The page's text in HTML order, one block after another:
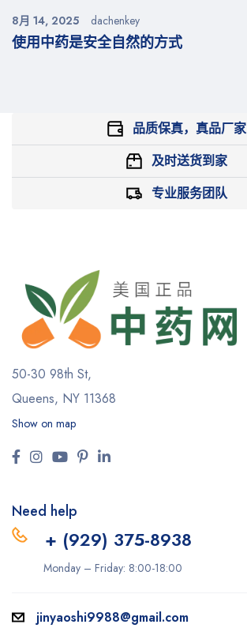
使用中药是安全自然的方式
8月 14, 2025 dachenkey
品质保真，真品厂家
及时送货到家
专业服务团队
50-30 98th St,
Queens, NY 11368
Show on map
Need help
+ (929) 375-8938
Monday – Friday: 8:00-18:00
jinyaoshi9988@gmail.com